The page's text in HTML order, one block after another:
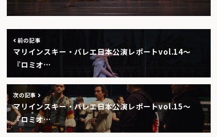
前の記事
マリインスキー・バレエ日本公演レポートvol.14〜
『ロミオ…
次の記事
マリインスキー・バレエ日本公演レポートvol.15〜
『ロミオ…